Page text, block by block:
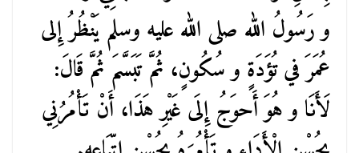
و رَسُولُ الله صلى الله عليه وسلم يَنْظُرُ إِلى
عُمَرَ في تُؤَدَةٍ و سُكُونٍ، ثُمَّ تَبَسَّمَ ثُمَّ قَالَ:
لَأَنَا و هُوَ أَحوَجُ إِلَى غَيْرِ هَذَا، أَنْ تَأْمُرُنِي